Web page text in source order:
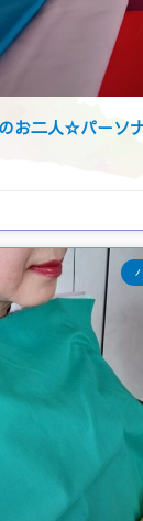
お二人☆パーソ